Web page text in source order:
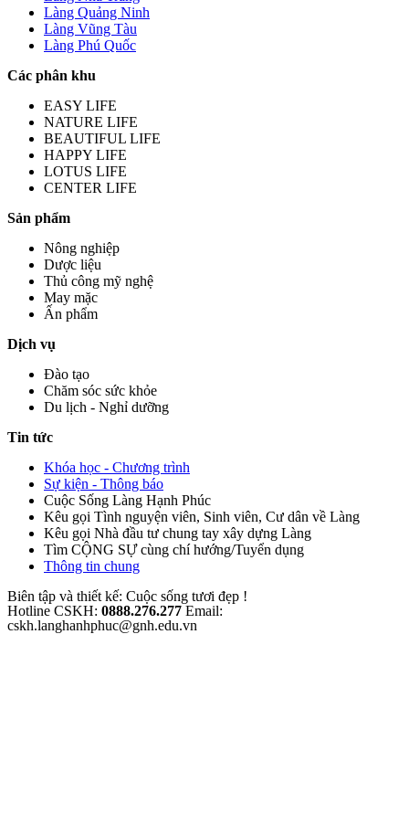
Làng Quảng Ninh
Làng Vũng Tàu
Làng Phú Quốc
Các phân khu
EASY LIFE
NATURE LIFE
BEAUTIFUL LIFE
HAPPY LIFE
LOTUS LIFE
CENTER LIFE
Sản phẩm
Nông nghiệp
Dược liệu
Thủ công mỹ nghệ
May mặc
Ấn phẩm
Dịch vụ
Đào tạo
Chăm sóc sức khỏe
Du lịch - Nghỉ dưỡng
Tin tức
Khóa học - Chương trình
Sự kiện - Thông báo
Cuộc Sống Làng Hạnh Phúc
Kêu gọi Tình nguyện viên, Sinh viên, Cư dân về Làng
Kêu gọi Nhà đầu tư chung tay xây dựng Làng
Tìm CỘNG SỰ cùng chí hướng/Tuyển dụng
Thông tin chung
Biên tập và thiết kế: Cuộc sống tươi đẹp !
Hotline CSKH: 0888.276.277 Email:
cskh.langhanhphuc@gnh.edu.vn